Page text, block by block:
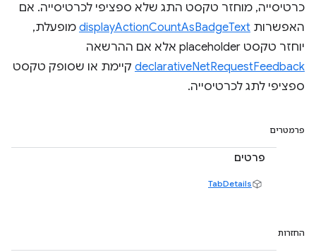
כרטיסייה, מוחזר טקסט התג שלא ספציפי לכרטיסייה. אם
האפשרות displayActionCountAsBadgeText מופעלת,
יוחזר טקסט placeholder אלא אם ההרשאה
declarativeNetRequestFeedback קיימת או שסופק טקסט
ספציפי לתג לכרטיסייה.
פרמטרים
פרטים
TabDetails
החזרות